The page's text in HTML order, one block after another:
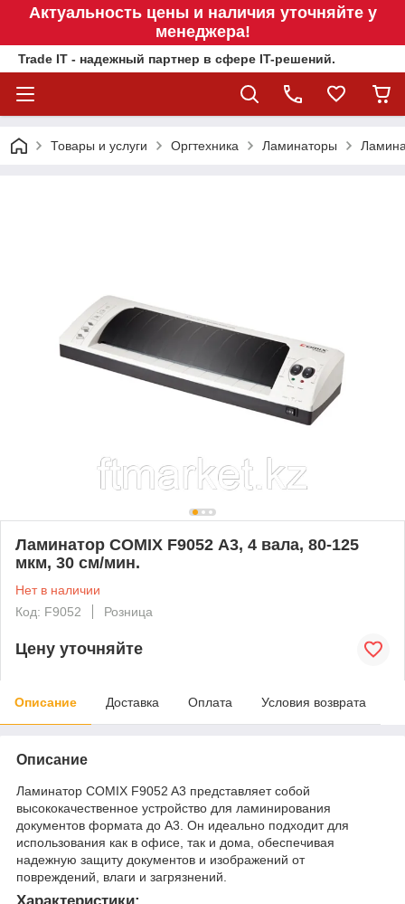
Актуальность цены и наличия уточняйте у
менеджера!
Trade IT - надежный партнер в сфере IT-решений.
Товары и услуги Оргтехника Ламинаторы
Ламинатор COMIX F9052 А3, 4 вала, 80-125
мкм, 30 см/мин.
Нет в наличии
Код: F9052
Розница
Цену уточняйте
Описание Доставка Оплата Условия возврата
Описание
Ламинатор COMIX F9052 A3 представляет собой
высококачественное устройство для ламинирования
документов формата до A3. Он идеально подходит для
использования как в офисе, так и дома, обеспечивая
надежную защиту документов и изображений от
повреждений, влаги и загрязнений.